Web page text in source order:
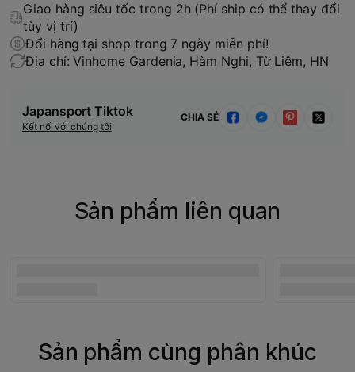
Giao hàng siêu tốc trong 2h (Phí ship có thể thay đổi
tùy vị trí)
Đổi hàng tại shop trong 7 ngày miễn phí!
Địa chỉ: Vinhome Gardenia, Hàm Nghi, Từ Liêm, HN
Japansport Tiktok
Kết nối với chúng tôi
CHIA SẺ
Sản phẩm liên quan
Sản phẩm cùng phân khúc